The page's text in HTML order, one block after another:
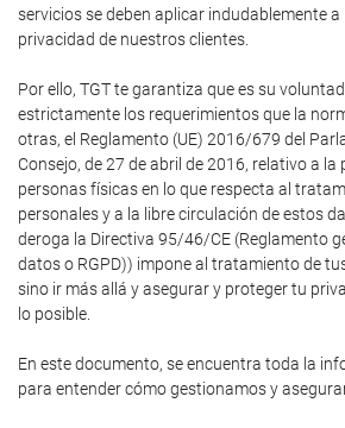
servicios se deben aplicar indudablemente
privacidad de nuestros clientes.
Por ello, TGT te garantiza que es su
estrictamente los requerimientos que la
otras, el Reglamento (UE) 2016/679 del
Consejo, de 27 de abril de 2016, relativo a la
personas físicas en lo que respecta al
personales y a la libre circulación de estos
deroga la Directiva 95/46/CE (Reglamento
datos o RGPD)) impone al tratamiento de
sino ir más allá y asegurar y proteger tu
lo posible.
En este documento, se encuentra toda la
para entender cómo gestionamos y